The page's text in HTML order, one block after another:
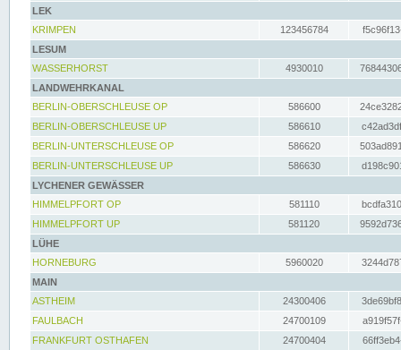
LEK
KRIMPEN
123456784
LESUM
WASSERHORST
4930010
LANDWEHRKANAL
BERLIN-OBERSCHLEUSE OP
586600
BERLIN-OBERSCHLEUSE UP
586610
BERLIN-UNTERSCHLEUSE OP
586620
BERLIN-UNTERSCHLEUSE UP
586630
LYCHENER GEWÄSSER
HIMMELPFORT OP
581110
HIMMELPFORT UP
581120
LÜHE
HORNEBURG
5960020
MAIN
ASTHEIM
24300406
FAULBACH
24700109
FRANKFURT OSTHAFEN
24700404